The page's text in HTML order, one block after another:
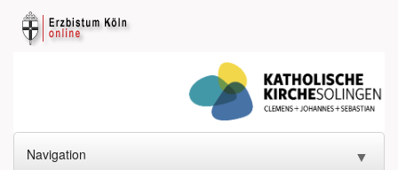
Navigation ▼